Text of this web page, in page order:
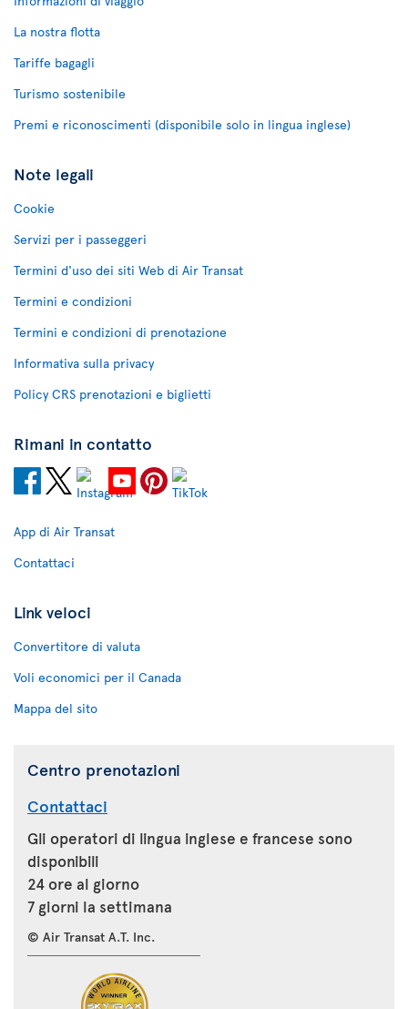
La nostra flotta
Tariffe bagagli
Turismo sostenibile
Premi e riconoscimenti (disponibile solo in lingua inglese)
Note legali
Cookie
Servizi per i passeggeri
Termini d'uso dei siti Web di Air Transat
Termini e condizioni
Termini e condizioni di prenotazione
Informativa sulla privacy
Policy CRS prenotazioni e biglietti
Rimani in contatto
App di Air Transat
Contattaci
Link veloci
Convertitore di valuta
Voli economici per il Canada
Mappa del sito
Centro prenotazioni
Contattaci
Gli operatori di lingua inglese e francese sono
disponibili
24 ore al giorno
7 giorni la settimana
© Air Transat A.T. Inc.